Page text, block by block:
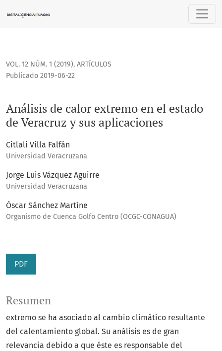
Análisis de calor extremo en el estado de Veracruz y sus
VOL. 12 NÚM. 1 (2019), ARTÍCULOS
Análisis de calor extremo en el estado
de Veracruz y sus aplicaciones
Publicado 2019-06-22
Citlali Villa Falfán
Universidad Veracruzana
Jorge Luis Vázquez Aguirre
Universidad Veracruzana
Óscar Sánchez Martíne
Organismo de Cuenca Golfo Centro (OCGC-CONAGUA)
PDF
Resumen
extremo se ha asociado al cambio climático resultante
del calentamiento global. Su análisis es de gran
relevancia debido a que éste es responsable del